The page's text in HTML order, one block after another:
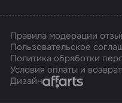
Правила модерации
Пользовательское
Политика обработки
Условия оплаты и
ДизайнAffarts